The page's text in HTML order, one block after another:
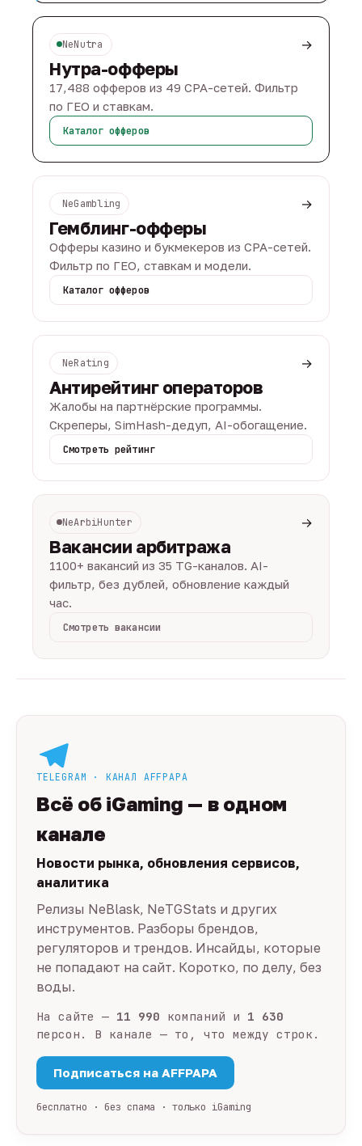
NeNutra →
Нутра-офферы
17,488 офферов из 49 CPA-сетей. Фильтр
по ГЕО и ставкам.
Каталог офферов
NeGambling →
Гемблинг-офферы
Офферы казино и букмекеров из CPA-сетей.
Фильтр по ГЕО, ставкам и модели.
Каталог офферов
NeRating →
Антирейтинг операторов
Жалобы на партнёрские программы.
Скреперы, SimHash-дедуп, AI-обогащение.
Смотреть рейтинг
NeArbiHunter →
Вакансии арбитража
1100+ вакансий из 35 TG-каналов. AI-
фильтр, без дублей, обновление каждый
час.
Смотреть вакансии
TELEGRAM · КАНАЛ AFFPAPA
Всё об iGaming — в одном
канале
Новости рынка, обновления сервисов,
аналитика
Релизы NeBlask, NeTGStats и других
инструментов. Разборы брендов,
регуляторов и трендов. Инсайды, которые
не попадают на сайт. Коротко, по делу, без
воды.
На сайте — 11 990 компаний и 1 630
персон. В канале — то, что между строк.
Подписаться на AFFPAPA
бесплатно · без спама · только iGaming